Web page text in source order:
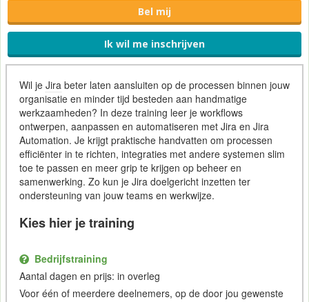
Bel mij
Ik wil me inschrijven
Wil je Jira beter laten aansluiten op de processen binnen jouw
organisatie en minder tijd besteden aan handmatige
werkzaamheden? In deze training leer je workflows
ontwerpen, aanpassen en automatiseren met Jira en Jira
Automation. Je krijgt praktische handvatten om processen
efficiënter in te richten, integraties met andere systemen slim
toe te passen en meer grip te krijgen op beheer en
samenwerking. Zo kun je Jira doelgericht inzetten ter
ondersteuning van jouw teams en werkwijze.
Kies hier je training
Bedrijfstraining
Aantal dagen en prijs: in overleg
Voor één of meerdere deelnemers, op de door jou gewenste